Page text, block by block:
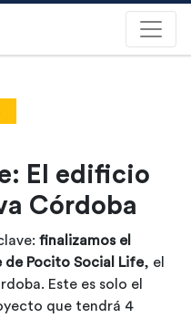
El edificio
Córdoba
finalizamos el
Pocito Social Life, el
Este es solo el
que tendrá 4